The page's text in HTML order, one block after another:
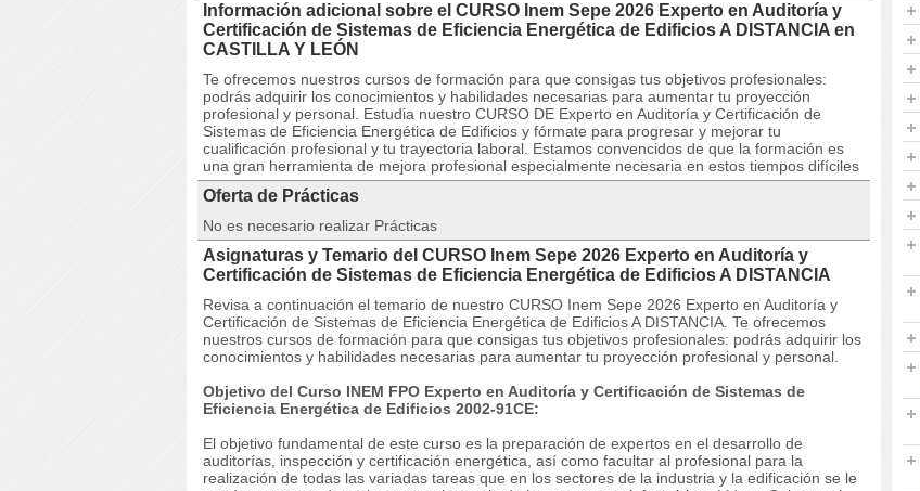
Información adicional sobre el CURSO Inem Sepe 2026 Experto en Auditoría y
Certificación de Sistemas de Eficiencia Energética de Edificios A DISTANCIA en
CASTILLA Y LEÓN
Te ofrecemos nuestros cursos de formación para que consigas tus objetivos profesionales:
podrás adquirir los conocimientos y habilidades necesarias para aumentar tu proyección
profesional y personal. Estudia nuestro CURSO DE Experto en Auditoría y Certificación de
Sistemas de Eficiencia Energética de Edificios y fórmate para progresar y mejorar tu
cualificación profesional y tu trayectoria laboral. Estamos convencidos de que la formación es
una gran herramienta de mejora profesional especialmente necesaria en estos tiempos difíciles
Oferta de Prácticas
No es necesario realizar Prácticas
Asignaturas y Temario del CURSO Inem Sepe 2026 Experto en Auditoría y
Certificación de Sistemas de Eficiencia Energética de Edificios A DISTANCIA
Revisa a continuación el temario de nuestro CURSO Inem Sepe 2026 Experto en Auditoría y
Certificación de Sistemas de Eficiencia Energética de Edificios A DISTANCIA. Te ofrecemos
nuestros cursos de formación para que consigas tus objetivos profesionales: podrás adquirir los
conocimientos y habilidades necesarias para aumentar tu proyección profesional y personal.
Objetivo del Curso INEM FPO Experto en Auditoría y Certificación de Sistemas de
Eficiencia Energética de Edificios 2002-91CE:
El objetivo fundamental de este curso es la preparación de expertos en el desarrollo de
auditorías, inspección y certificación energética, así como facultar al profesional para la
realización de todas las variadas tareas que en los sectores de la industria y la edificación se le